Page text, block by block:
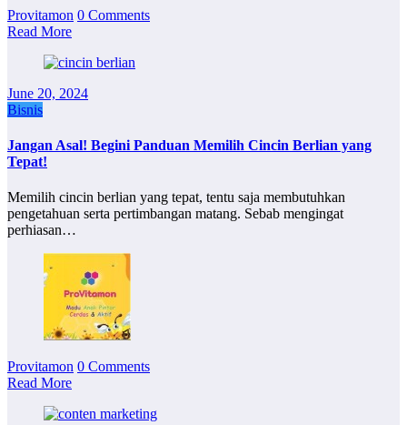
Provitamon 0 Comments
Read More
June 20, 2024
Bisnis
Jangan Asal! Begini Panduan Memilih Cincin Berlian yang
Tepat!
Memilih cincin berlian yang tepat, tentu saja membutuhkan
pengetahuan serta pertimbangan matang. Sebab mengingat
perhiasan…
Provitamon 0 Comments
Read More